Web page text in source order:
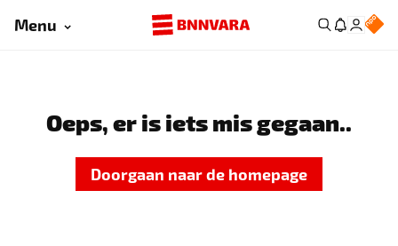
Menu
Oeps, er is iets mis gegaan..
Doorgaan naar de homepage